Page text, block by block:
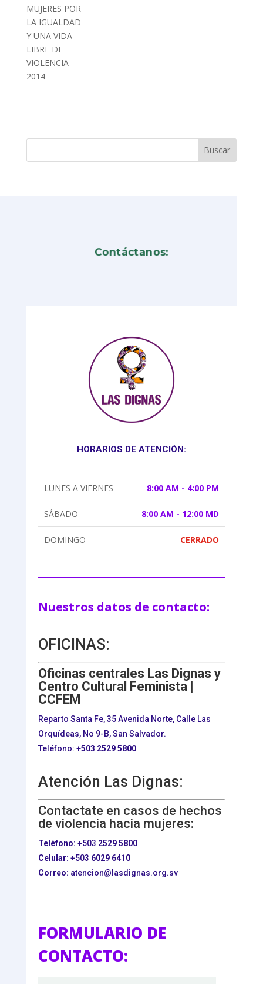
MUJERES POR
LA IGUALDAD
Y UNA VIDA
LIBRE DE
VIOLENCIA -
2014
Contáctanos:
HORARIOS DE ATENCIÓN:
LUNES A VIERNES 8:00 AM - 4:00 PM
SÁBADO 8:00 AM - 12:00 MD
DOMINGO CERRADO
Nuestros datos de contacto:
OFICINAS:
Oficinas centrales Las Dignas y
Centro Cultural Feminista |
CCFEM
Reparto Santa Fe, 35 Avenida Norte, Calle Las
Orquídeas, No 9-B, San Salvador.
Teléfono: +503 2529 5800
Atención Las Dignas:
Contactate en casos de hechos
de violencia hacia mujeres:
Teléfono: +503 2529 5800
Celular: +503 6029 6410
Correo: atencion@lasdignas.org.sv
FORMULARIO DE
CONTACTO: